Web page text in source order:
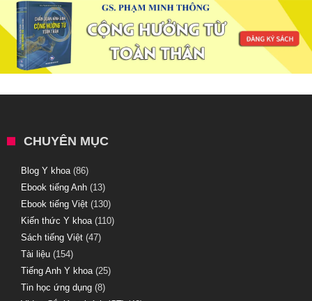
CHUYÊN MỤC
Blog Y khoa(86)
Ebook tiếng Anh (13)
Ebook tiếng Việt (130)
Kiến thức Y khoa(110)
Sách tiếng Việt (47)
Tài liệu (154)
Tiếng Anh Y khoa(25)
Tin học ứng dụng (8)